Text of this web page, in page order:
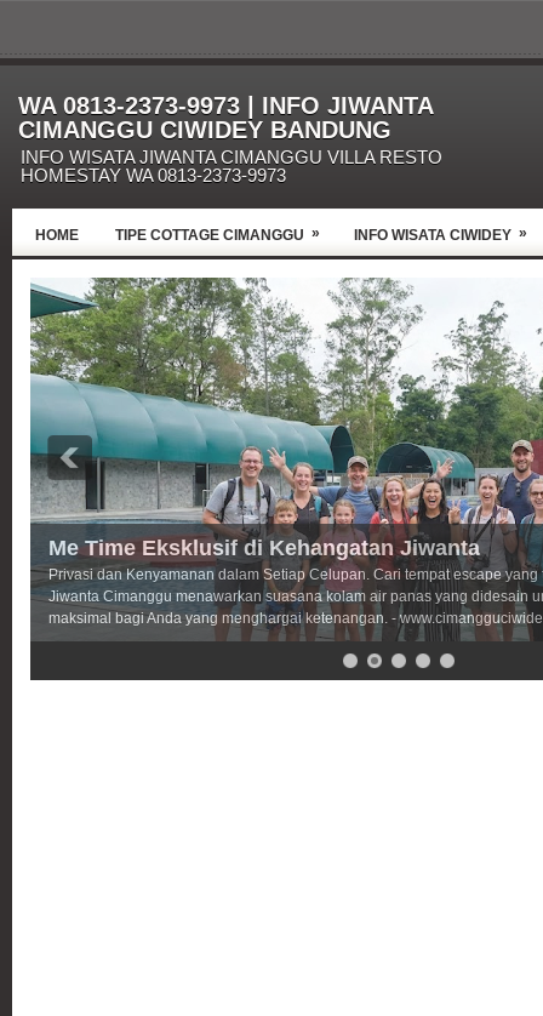
WA 0813-2373-9973 | INFO JIWANTA
CIMANGGU CIWIDEY BANDUNG
INFO WISATA JIWANTA CIMANGGU VILLA RESTO
HOMESTAY WA 0813-2373-9973
HOME TIPE COTTAGE CIMANGGU » INFO WISATA CIWIDEY »
Me Time Eksklusif di Kehangatan Jiwanta
Privasi dan Kenyamanan dalam Setiap Celupan. Cari tempat escape
Jiwanta Cimanggu menawarkan suasana kolam air panas yang didesain
maksimal bagi Anda yang menghargai ketenangan. -